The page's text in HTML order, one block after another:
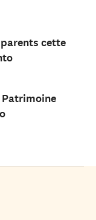
cette